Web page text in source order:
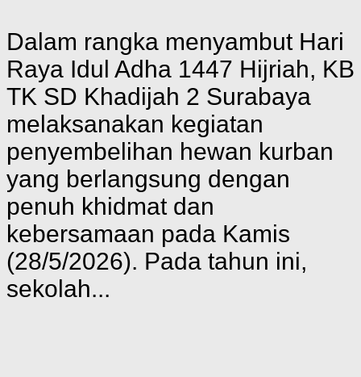
Dalam rangka menyambut Hari
Raya Idul Adha 1447 Hijriah, KB
TK SD Khadijah 2 Surabaya
melaksanakan kegiatan
penyembelihan hewan kurban
yang berlangsung dengan
penuh khidmat dan
kebersamaan pada Kamis
(28/5/2026). Pada tahun ini,
sekolah...